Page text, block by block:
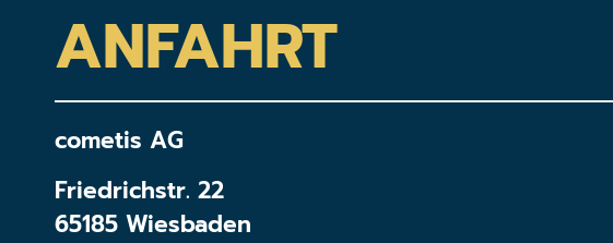
ANFAHRT
cometis AG
Friedrichstr. 22
65185 Wiesbaden